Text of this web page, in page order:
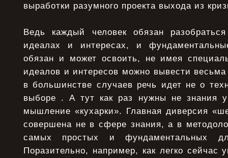
выработки разумного проекта выхода из
Ведь каждый человек обязан
идеалах и интересах, и
обязан и может освоить, не имея
идеалов и интересов можно вывести
в большинстве случаев речь идет не о
выборе . А тут как раз нужны не знания
мышление «кухарки». Главная диверсия
совершена не в сфере знания, а в
самых простых и фундаментальных
Поразительно, например, как легко сейчас